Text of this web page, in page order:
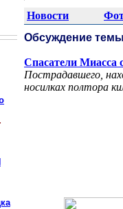
Новости
Обсуждение темы
Спасатели Миасса
Пострадавшего,
носилках полтора